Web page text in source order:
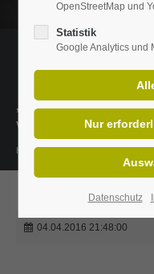
Anmelden
Lost your
Support
Lorem ipsum dolor sit
24h/
„Wissen ist das
von
Henning Mankell
04.04.2016 21:48:00
OpenStreetMap und
Statistik
Google Analytics und
Datenschutz